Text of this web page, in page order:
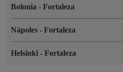
Bolonia - Fortaleza
Nápoles - Fortaleza
Helsinki - Fortaleza